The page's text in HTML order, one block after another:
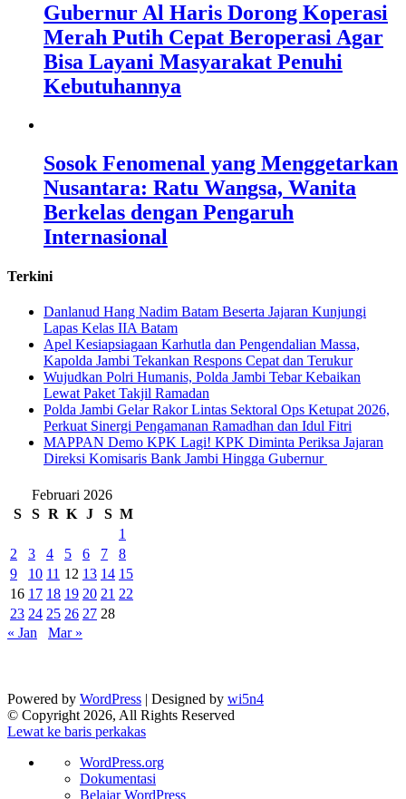
Gubernur Al Haris Dorong Koperasi
Merah Putih Cepat Beroperasi Agar
Bisa Layani Masyarakat Penuhi
Kebutuhannya
Sosok Fenomenal yang Menggetarkan
Nusantara: Ratu Wangsa, Wanita
Berkelas dengan Pengaruh
Internasional
Terkini
Danlanud Hang Nadim Batam Beserta Jajaran Kunjungi
Lapas Kelas IIA Batam
Apel Kesiapsiagaan Karhutla dan Pengendalian Massa,
Kapolda Jambi Tekankan Respons Cepat dan Terukur
Wujudkan Polri Humanis, Polda Jambi Tebar Kebaikan
Lewat Paket Takjil Ramadan
Polda Jambi Gelar Rakor Lintas Sektoral Ops Ketupat 2026,
Perkuat Sinergi Pengamanan Ramadhan dan Idul Fitri
‎MAPPAN Demo KPK Lagi! KPK Diminta Periksa Jajaran
Direksi Komisaris Bank Jambi Hingga Gubernur ‎
Februari 2026
S
S R K J S M
1
2
3 4 5 6 7
8
9
10 11 12 13 14 15
16 17 18 19 20 21 22
23 24 25 26 27 28
« Jan
Mar »
Powered by WordPress | Designed by wi5n4
© Copyright 2026, All Rights Reserved
Lewat ke baris perkakas
Tentang
WordPress
WordPress.org
Dokumentasi
Belajar WordPress